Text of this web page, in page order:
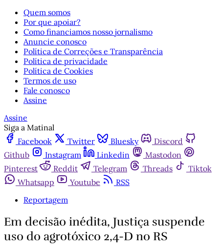
Quem somos
Por que apoiar?
Como financiamos nosso jornalismo
Anuncie conosco
Política de Correções e Transparência
Política de privacidade
Política de Cookies
Termos de uso
Fale conosco
Assine
Assine
Siga a Matinal
Facebook
Twitter Bluesky
Discord
Github
Instagram Linkedin
Mastodon
Pinterest
Reddit Telegram Threads
Tiktok
Whatsapp
Youtube
RSS
Reportagem
Em decisão inédita, Justiça suspende
uso do agrotóxico 2,4-D no RS